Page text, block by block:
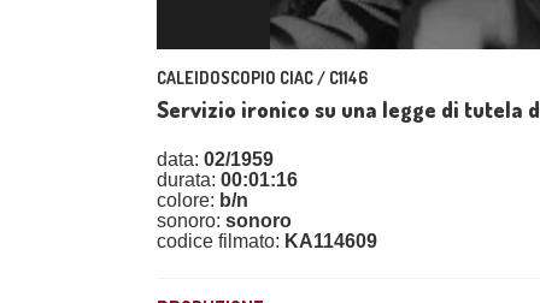
CALEIDOSCOPIO CIAC / C1146
Servizio ironico su una legge di tutela
data: 02/1959
durata: 00:01:16
colore: b/n
sonoro: sonoro
codice filmato: KA114609